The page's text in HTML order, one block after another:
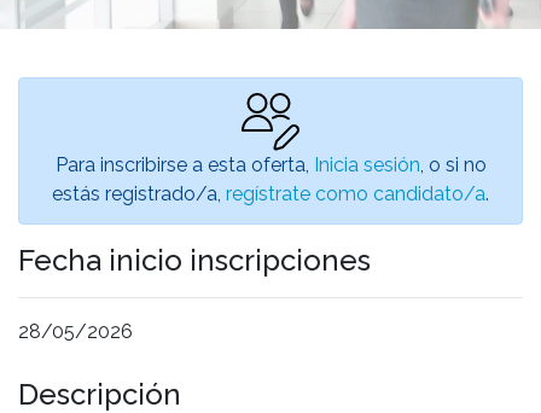
Para inscribirse a esta oferta, Inicia sesión , o si no
estás registrado/a, regístrate como candidato/a.
Fecha inicio inscripciones
28/05/2026
Descripción